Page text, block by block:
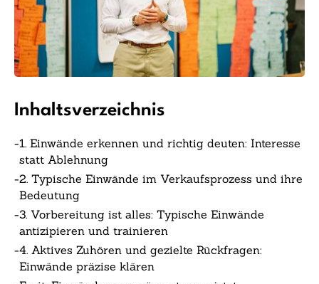
Inhaltsverzeichnis
-1. Einwände erkennen und richtig deuten: Interesse
statt Ablehnung
-2. Typische Einwände im Verkaufsprozess und ihre
Bedeutung
-3. Vorbereitung ist alles: Typische Einwände
antizipieren und trainieren
-4. Aktives Zuhören und gezielte Rückfragen:
Einwände präzise klären